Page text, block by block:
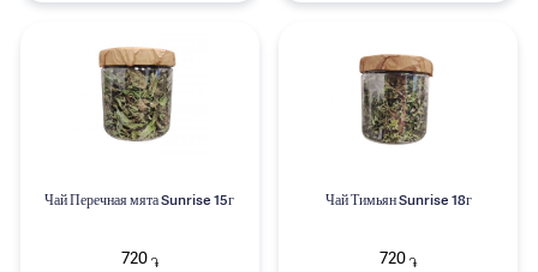
Чай Перечная мята Sunrise 15г
720֏
Чай Тимьян Sunrise 18г
720 ֏